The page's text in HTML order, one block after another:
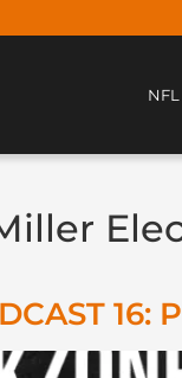
NFL
16: